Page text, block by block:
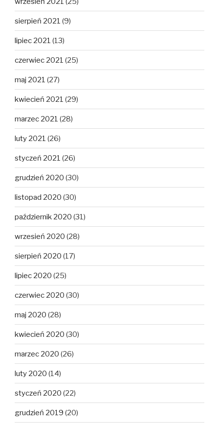
sierpień 2021 (9)
lipiec 2021 (13)
czerwiec 2021 (25)
maj 2021 (27)
kwiecień 2021 (29)
marzec 2021 (28)
luty 2021 (26)
styczeń 2021 (26)
grudzień 2020 (30)
listopad 2020 (30)
październik 2020 (31)
wrzesień 2020 (28)
sierpień 2020 (17)
lipiec 2020 (25)
czerwiec 2020 (30)
maj 2020 (28)
kwiecień 2020 (30)
marzec 2020 (26)
luty 2020 (14)
styczeń 2020 (22)
grudzień 2019 (20)